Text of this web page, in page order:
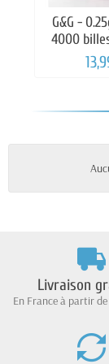
G&G -
4000
Livraison
En France à partir